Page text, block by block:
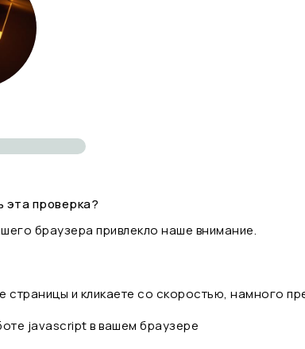
эта проверка?
браузера привлекло наше внимание.
страницы и кликаете со скоростью, намного
javascript в вашем браузере